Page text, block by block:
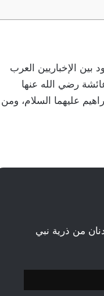
بين الإخباريين العرب
رضي الله عنها
عليهما السلام، ومن
من ذرية نبي